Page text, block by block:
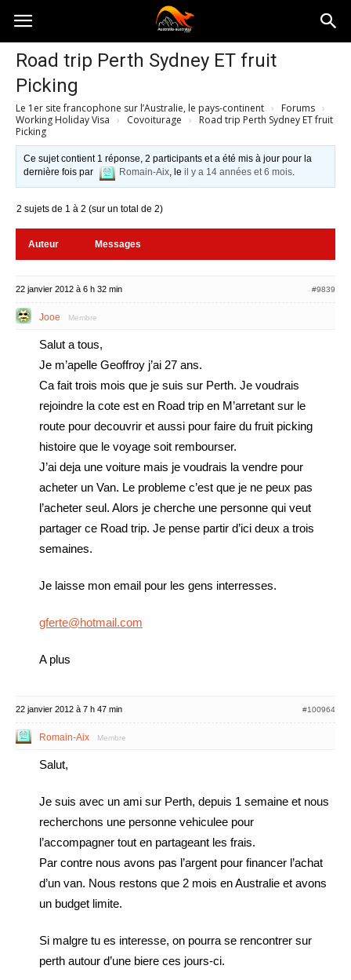
Australia-
australie.com
Road trip Perth Sydney ET fruit
Picking
Le 1er site francophone sur l’Australie, le pays-continent › Forums ›
Working Holiday Visa › Covoiturage ›
Road trip Perth Sydney ET fruit
Picking
Ce sujet contient 1 réponse, 2 participants et a été mis à jour pour la
dernière fois par
Romain-Aix, leil y a 14 années et 6 mois.
2 sujets de 1 à 2 (sur un total de 2)
Auteur Messages
22 janvier 2012 à 6 h 32 min #9839
Jooe Membre
Salut a tous,
Je m’apelle Geoffroy j’ai 27 ans.
Ca fait trois mois que je suis sur Perth. Je voudrais
rejoindre la cote est en Road trip en M’arretant sur le
route pour decouvrir et aussi pour faire du fruit picking
histoire que le voyage soit rembourser.
J’ai deja une voiture mais je voudrais la vendre pour
acheter un Van. Le probleme c’est que je ne peux pas
l’acheter seul. Alors je cherche une personne qui veut
partager ce Road trip. Je pense partir d’ici deux a trois
semaines.
Je laisse mon email pour les gens interresses.
gferte@hotmail.com
A plus
22 janvier 2012 à 7 h 47 min #100964
Romain-Aix Membre
Salut,
Je suis avec un ami sur Perth, depuis 1 semaine et nous
recherchons une personne vehiculee pour
l’accompagner tout en partageant les frais.
Par contre nous avons pas l’argent pour financer l’achat
d’un van. Nous restons que 2 mois en Australie et avons
un budget limite.
Si malgre tu es interesse, on pourra se rencontrer sur
perth autour d’une biere ces jours-ci.